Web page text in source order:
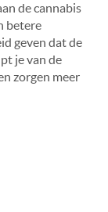
de cannabis
betere
geven dat de
je van de
zorgen meer